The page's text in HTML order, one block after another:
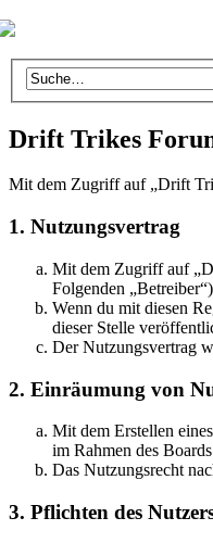
Drift Trikes
Mit dem Zugriff auf „Drift
1. Nutzungsvertrag
Mit dem Zugriff auf
Folgenden
Wenn du mit diesen
dieser Stelle
Der Nutzungsvertrag
2. Einräumung von
Mit dem Erstellen
im Rahmen des
Das Nutzungsrecht
3. Pflichten des